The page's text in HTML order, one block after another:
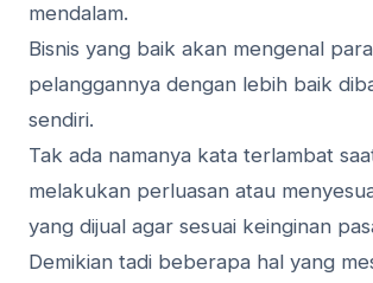
mendalam.
Bisnis yang baik akan mengenal para
pelanggannya dengan lebih baik
sendiri.
Tak ada namanya kata terlambat
melakukan perluasan atau
yang dijual agar sesuai keinginan
Demikian tadi beberapa hal yang